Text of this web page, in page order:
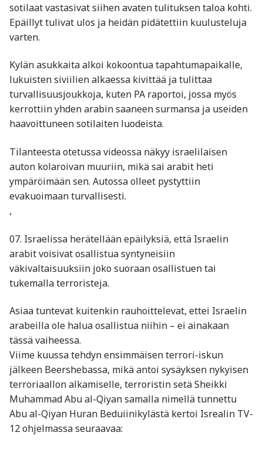
sotilaat vastasivat siihen avaten tulituksen taloa kohti.
Epäillyt tulivat ulos ja heidän pidätettiin kuulusteluja
varten.
Kylän asukkaita alkoi kokoontua tapahtumapaikalle,
lukuisten siviilien alkaessa kivittää ja tulittaa
turvallisuusjoukkoja, kuten PA raportoi, jossa myös
kerrottiin yhden arabin saaneen surmansa ja useiden
haavoittuneen sotilaiten luodeista.
Tilanteesta otetussa videossa näkyy israelilaisen
auton kolaroivan muuriin, mikä sai arabit heti
ympäröimään sen. Autossa olleet pystyttiin
evakuoimaan turvallisesti.
,
07. Israelissa herätellään epäilyksiä, että Israelin
arabit voisivat osallistua syntyneisiin
väkivaltaisuuksiin joko suoraan osallistuen tai
tukemalla terroristeja.
Asiaa tuntevat kuitenkin rauhoittelevat, ettei Israelin
arabeilla ole halua osallistua niihin – ei ainakaan
tässä vaiheessa.
Viime kuussa tehdyn ensimmäisen terrori-iskun
jälkeen Beershebassa, mikä antoi sysäyksen nykyisen
terroriaallon alkamiselle, terroristin setä Sheikki
Muhammad Abu al-Qiyan samalla nimellä tunnettu
Abu al-Qiyan Huran Beduiinikylästä kertoi Isrealin TV-
12 ohjelmassa seuraavaa: